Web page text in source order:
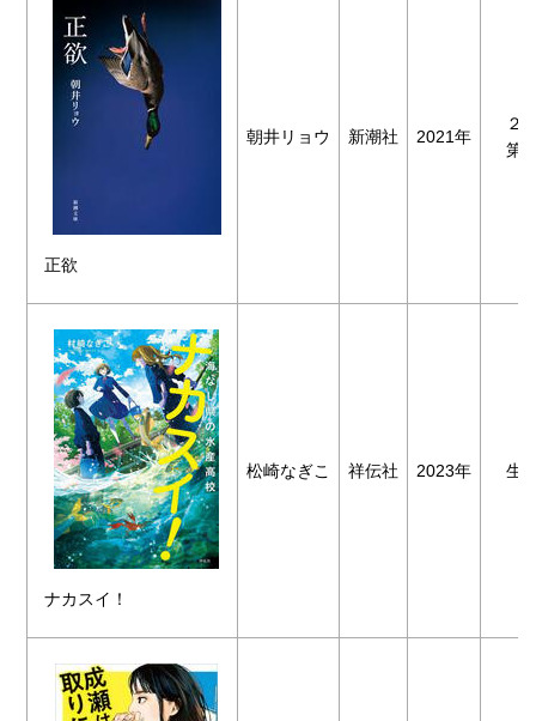
正欲
朝井リョウ 新潮社 2021年
２
第
ナカスイ！
松崎なぎこ 祥伝社 2023年 生ま